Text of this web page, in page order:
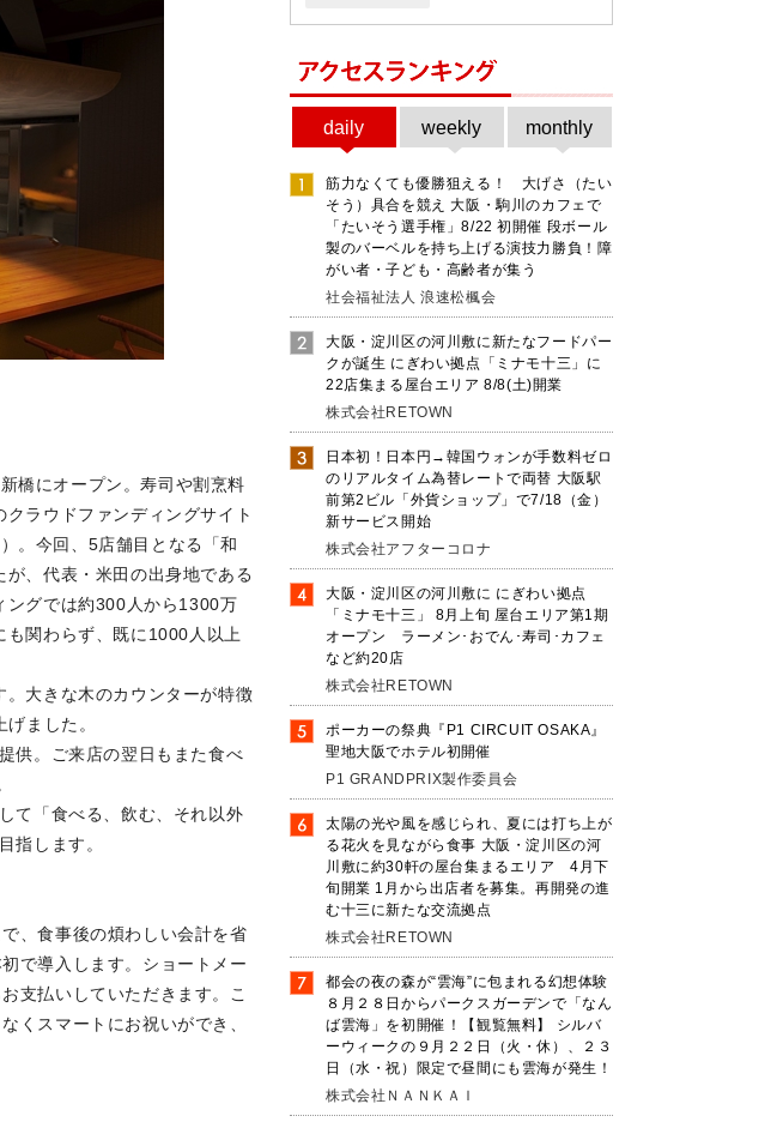
橋にオープン。寿司や割烹料
ラウドファンディングサイト
。今回、5店舗目となる「和
、代表・米田の出身地である
ングでは約300人から1300万
関わらず、既に1000人以上
大きな木のカウンターが特徴
ました。
供。ご来店の翌日もまた食べ
て「食べる、飲む、それ以外
指します。
、食事後の煩わしい会計を省
で導入します。ショートメー
支払いしていただきます。こ
くスマートにお祝いができ、
daily weekly monthly
筋力なくても優勝狙える！ 大げさ（たい
そう）具合を競え 大阪・駒川のカフェで
「たいそう選手権」8/22 初開催 段ボール
製のバーベルを持ち上げる演技力勝負！障
がい者・子ども・高齢者が集う
社会福祉法人 浪速松楓会
大阪・淀川区の河川敷に新たなフードパー
クが誕生 にぎわい拠点「ミナモ十三」に
22店集まる屋台エリア 8/8(土)開業
株式会社RETOWN
日本初！日本円→韓国ウォンが手数料ゼロ
のリアルタイム為替レートで両替 大阪駅
前第2ビル「外貨ショップ」で7/18（金）
新サービス開始
株式会社アフターコロナ
大阪・淀川区の河川敷に にぎわい拠点
「ミナモ十三」 8月上旬 屋台エリア第1期
オープン ラーメン･おでん･寿司･カフェ
など約20店
株式会社RETOWN
ポーカーの祭典『P1 CIRCUIT OSAKA』
聖地大阪でホテル初開催
P1 GRANDPRIX製作委員会
太陽の光や風を感じられ、夏には打ち上が
る花火を見ながら食事 大阪・淀川区の河
川敷に約30軒の屋台集まるエリア 4月下
旬開業 1月から出店者を募集。再開発の進
む十三に新たな交流拠点
株式会社RETOWN
都会の夜の森が“雲海”に包まれる幻想体験
８月２８日からパークスガーデンで「なん
ば雲海」を初開催！【観覧無料】 シルバ
ーウィークの９月２２日（火・休）、２３
日（水・祝）限定で昼間にも雲海が発生！
株式会社ＮＡＮＫＡＩ